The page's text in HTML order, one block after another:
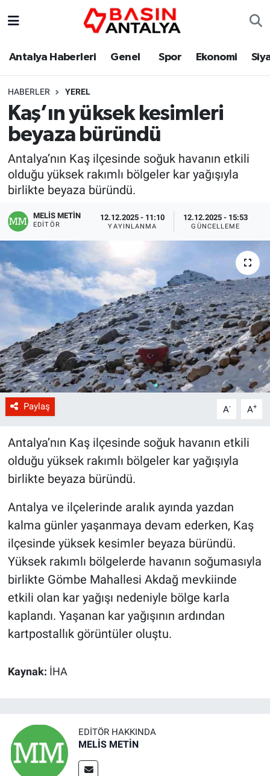
Antalya Haberleri Genel Spor Ekonomi
HABERLER YEREL
Kaş’ın yüksek kesimleri
beyaza büründü
Antalya’nın Kaş ilçesinde soğuk havanın etkili
olduğu yüksek rakımlı bölgeler kar yağışıyla
birlikte beyaza büründü.
MELİS METİN
EDITÖR
12.12.2025 - 11:10
YAYINLANMA
12.12.2025 - 15:53
GÜNCELLEME
Paylaş A- A+
Antalya’nın Kaş ilçesinde soğuk havanın etkili
olduğu yüksek rakımlı bölgeler kar yağışıyla
birlikte beyaza büründü.
Antalya ve ilçelerinde aralık ayında yazdan
kalma günler yaşanmaya devam ederken, Kaş
ilçesinde yüksek kesimler beyaza büründü.
Yüksek rakımlı bölgelerde havanın soğumasıyla
birlikte Gömbe Mahallesi Akdağ mevkiinde
etkili olan kar yağışı nedeniyle bölge karla
kaplandı. Yaşanan kar yağışının ardından
kartpostallık görüntüler oluştu.
Kaynak: İHA
EDITÖR HAKKINDA
MELİS METİN